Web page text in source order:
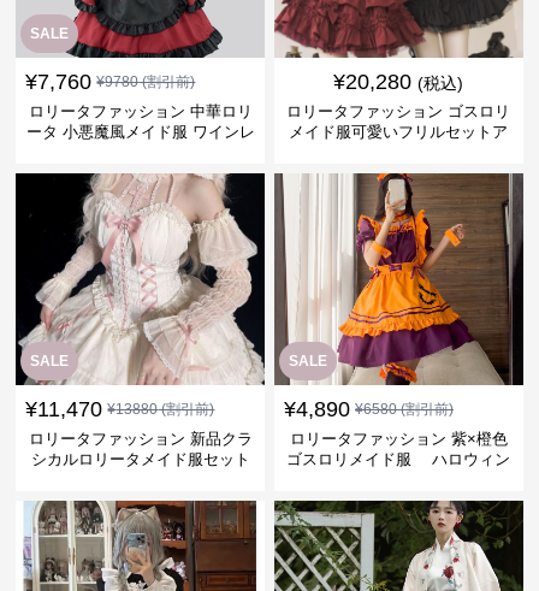
SALE
¥7,760 ¥9780(割引前)
ロリータファッション 中華ロリ
ータ 小悪魔風メイド服 ワインレ
¥20,280 (税込)
ロリータファッション ゴスロリ
メイド服可愛いフリルセットア
SALE
¥11,470 ¥13880(割引前)
ロリータファッション 新品クラ
シカルロリータメイド服セット
SALE
¥4,890 ¥6580(割引前)
ロリータファッション 紫×橙色
ゴスロリメイド服 ハロウィン